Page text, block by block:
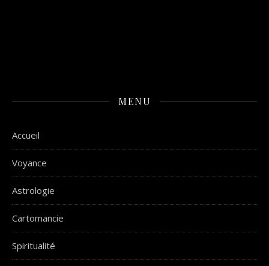
MENU
Accueil
Voyance
Astrologie
Cartomancie
Spiritualité